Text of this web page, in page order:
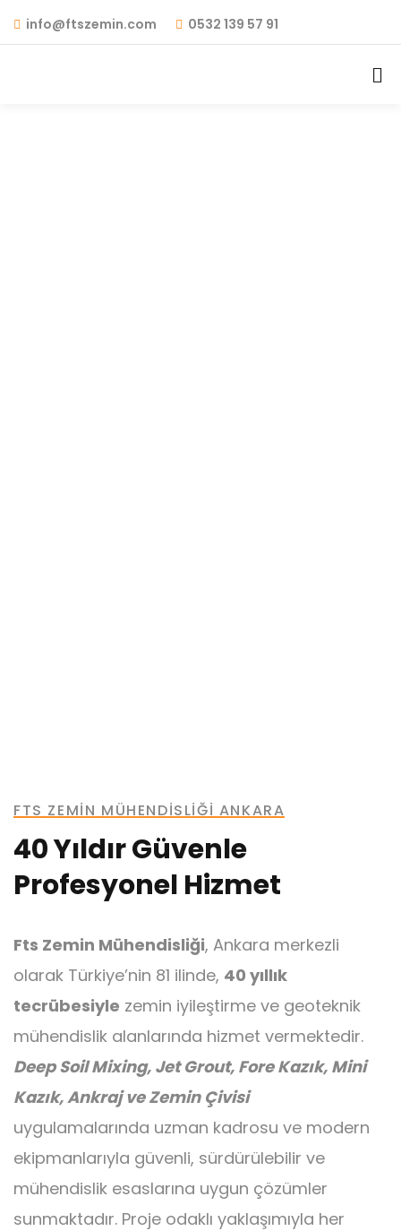
info@ftszemin.com 0532 139 57 91
Fore Kazık
Ankraj
Mini Kazık
FTS ZEMIN MÜHENDISLIĞI ANKARA
40 Yıldır Güvenle
Profesyonel Hizmet
Fts Zemin Mühendisliği, Ankara merkezli
olarak Türkiye’nin 81 ilinde, 40 yıllık
tecrübesiyle zemin iyileştirme ve geoteknik
mühendislik alanlarında hizmet vermektedir.
Deep Soil Mixing, Jet Grout, Fore Kazık, Mini
Kazık, Ankraj ve Zemin Çivisi
uygulamalarında uzman kadrosu ve modern
ekipmanlarıyla güvenli, sürdürülebilir ve
mühendislik esaslarına uygun çözümler
sunmaktadır. Proje odaklı yaklaşımıyla her